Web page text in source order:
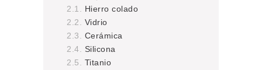
Hierro colado
Vidrio
Cerámica
Silicona
Titanio